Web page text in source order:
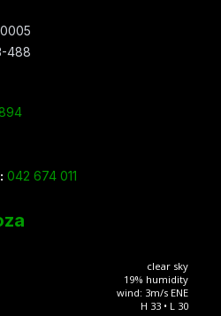
488
042 674 011
clear sky
19% humidity
wind: 3m/s ENE
H 33 • L 30